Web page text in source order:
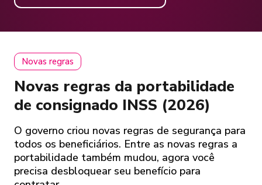
Novas regras
Novas regras da portabilidade
de consignado INSS (2026)
O governo criou novas regras de segurança para
todos os beneficiários. Entre as novas regras a
portabilidade também mudou, agora você
precisa desbloquear seu benefício para